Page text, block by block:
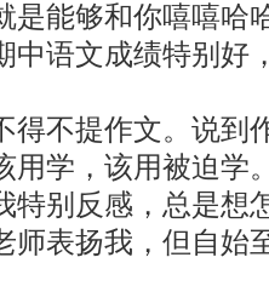
是能够和你嘻嘻哈
中语文成绩特别好
不提作文。说到
用学，该用被迫学
特别反感，总是想
师表扬我，但自始